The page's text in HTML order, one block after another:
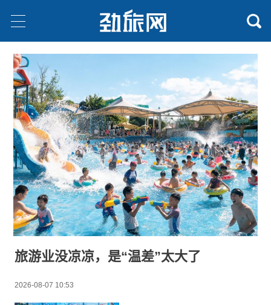
旅游业没凉凉，是“温差”太大了
2026-08-07 10:53